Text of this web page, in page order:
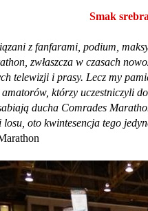
Smak
z fanfarami, podium,
zwłaszcza w czasach
telewizji i prasy. Lecz my
którzy uczestniczyli
ducha Comrades
oto kwintesencja tego